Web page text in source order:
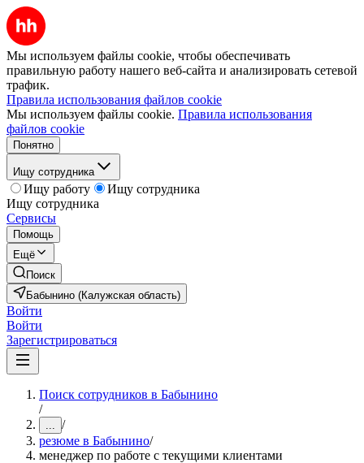
Мы используем файлы cookie, чтобы обеспечивать
правильную работу нашего веб-сайта и анализировать сетевой
трафик.
Правила использования файлов cookie
Мы используем файлы cookie. Правила использования
файлов cookie
Понятно
Ищу сотрудника
Ищу работу
Ищу сотрудника
Ищу сотрудника
Сервисы
Помощь
Ещё
Поиск
Бабынино (Калужская область)
Войти
Войти
Зарегистрироваться
Поиск сотрудников в Бабынино
/
... /
резюме в Бабынино/
менеджер по работе с текущими клиентами